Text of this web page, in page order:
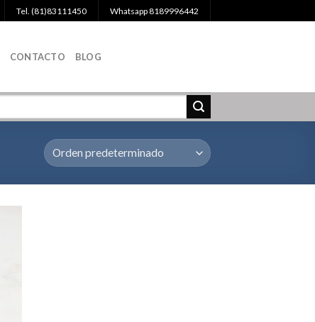
Tel. (81)83111450 Whatsapp 8189996442
CONTACTO BLOG